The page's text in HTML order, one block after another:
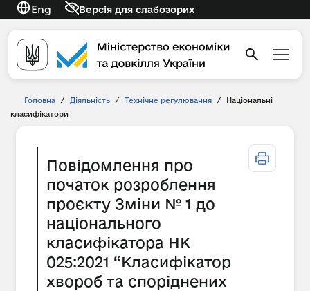
Eng Версія для слабозорих
Головна / Діяльність / Технічне регулювання /
Національні
класифікатори
Повідомлення про
початок розроблення
проєкту Зміни № 1 до
національного
класифікатора НК
025:2021 “Класифікатор
хвороб та споріднених